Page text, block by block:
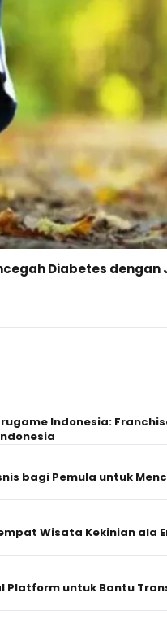
Indonesia:
bagi Pemula untuk
Wisata Kekinian ala
Platform untuk Bantu
Tamu yang Tepat
Pelapis Anti Bocor Dak
jenisnya
Mobil Rental di Naba
Paket Pengiriman
Rambut dengan
Agar Terlihat Modis